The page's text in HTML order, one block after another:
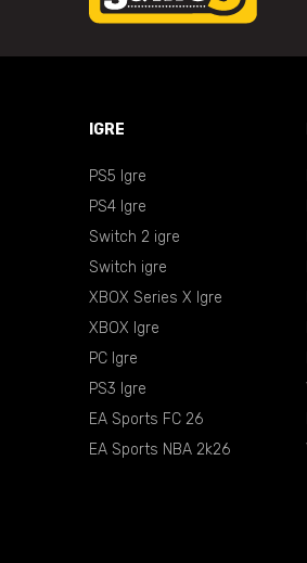
IGRE
PS5 Igre
PS4 Igre
Switch 2 igre
Switch igre
XBOX Series X Igre
XBOX Igre
PC Igre
PS3 Igre
EA Sports FC 26
EA Sports NBA 2k26